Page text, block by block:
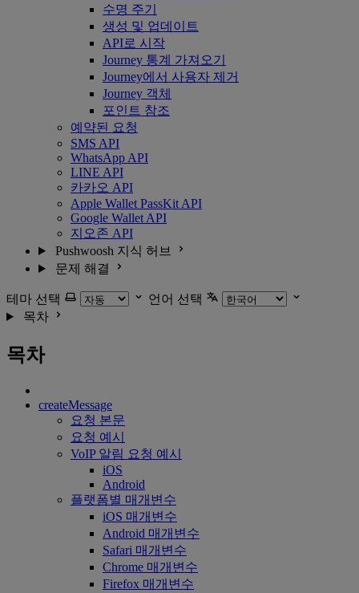
수명 주기
생성 및 업데이트
API로 시작
Journey 통계 가져오기
Journey에서 사용자 제거
Journey 객체
포인트 참조
예약된 요청
SMS API
WhatsApp API
LINE API
카카오 API
Apple Wallet PassKit API
Google Wallet API
지오존 API
Pushwoosh 지식 허브
문제 해결
테마 선택
언어 선택
목차
목차
createMessage
요청 본문
요청 예시
VoIP 알림 요청 예시
iOS
Android
플랫폼별 매개변수
iOS 매개변수
Android 매개변수
Safari 매개변수
Chrome 매개변수
Firefox 매개변수